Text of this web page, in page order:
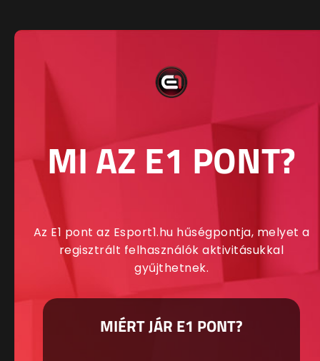
MI AZ E1 PONT?
Az E1 pont az Esport1.hu hűségpontja, melyet a
regisztrált felhasználók aktivitásukkal
gyűjthetnek.
MIÉRT JÁR E1 PONT?